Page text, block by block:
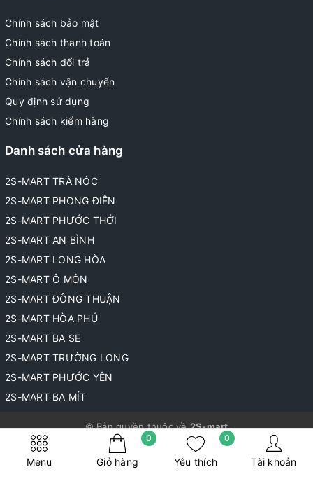
Menu Giỏ hàng
0
Yêu thích
0
Tài khoản
Chính sách bảo mật
Chính sách thanh toán
Chính sách đổi trả
Chính sách vận chuyển
Quy định sử dụng
Chính sách kiểm hàng
Danh sách cửa hàng
2S-MART TRÀ NÓC
2S-MART PHONG ĐIỀN
2S-MART PHƯỚC THỚI
2S-MART AN BÌNH
2S-MART LONG HÒA
2S-MART Ô MÔN
2S-MART ĐÔNG THUẬN
2S-MART HÒA PHÚ
2S-MART BA SE
2S-MART TRƯỜNG LONG
2S-MART PHƯỚC YÊN
2S-MART BA MÍT
© Bản quyền thuộc về2S-mart
Cung cấp bởi
Sapo